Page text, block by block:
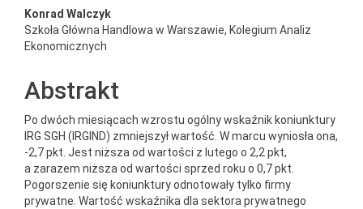
Konrad Walczyk
Szkoła Główna Handlowa w Warszawie, Kolegium Analiz
Ekonomicznych
Abstrakt
Po dwóch miesiącach wzrostu ogólny wskaźnik koniunktury
IRG SGH (IRGIND) zmniejszył wartość. W marcu wyniosła ona,
-2,7 pkt. Jest niższa od wartości z lutego o 2,2 pkt,
a zarazem niższa od wartości sprzed roku o 0,7 pkt.
Pogorszenie się koniunktury odnotowały tylko firmy
prywatne. Wartość wskaźnika dla sektora prywatnego